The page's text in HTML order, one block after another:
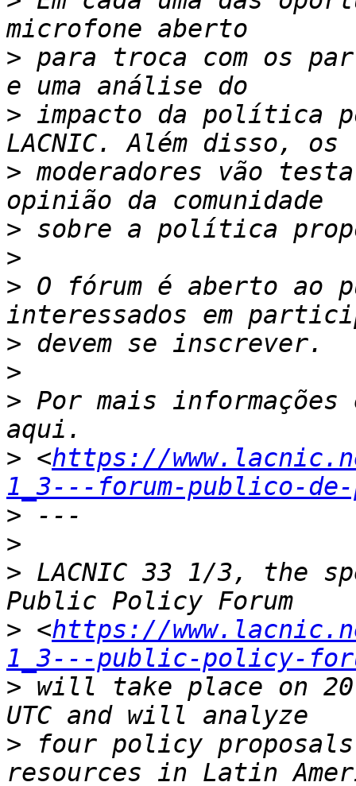
> para troca com os
> impacto da política
> moderadores vão
>
>
> O fórum é aberto ao
>
>
> Por mais
> <https://
1_3---forum-publico-
>
>
> LACNIC 33 1/3, the
> <https://
1_3---public-policy-
> will take place on
> four policy proposals